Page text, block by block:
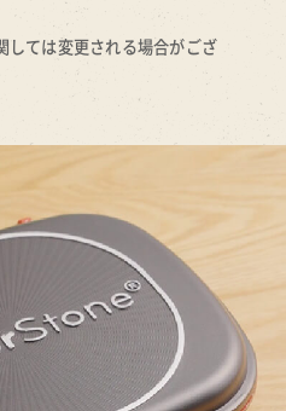
ては変更される場合がござ